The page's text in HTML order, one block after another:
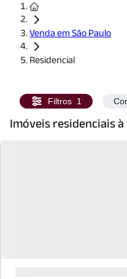
Venda em São Paulo
Residencial
Filtros 1
Imóveis residenciais